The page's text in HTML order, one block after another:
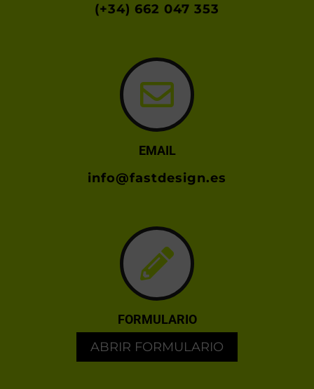
(+34) 662 047 353
EMAIL
info@fastdesign.es
FORMULARIO
ABRIR FORMULARIO